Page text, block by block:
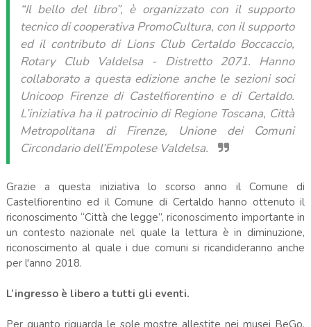
“Il bello del libro”, è organizzato con il supporto
tecnico di cooperativa PromoCultura, con il supporto
ed il contributo di Lions Club Certaldo Boccaccio,
Rotary Club Valdelsa - Distretto 2071. Hanno
collaborato a questa edizione anche le sezioni soci
Unicoop Firenze di Castelfiorentino e di Certaldo.
L’iniziativa ha il patrocinio di Regione Toscana, Città
Metropolitana di Firenze, Unione dei Comuni
Circondario dell’Empolese Valdelsa.
Grazie a questa iniziativa lo scorso anno il Comune di
Castelfiorentino ed il Comune di Certaldo hanno ottenuto il
riconoscimento “Città che legge”, riconoscimento importante in
un contesto nazionale nel quale la lettura è in diminuzione,
riconoscimento al quale i due comuni si ricandideranno anche
per l'anno 2018.
L’ingresso è libero a tutti gli eventi.
Per quanto riguarda le sole mostre allestite nei musei BeGo,